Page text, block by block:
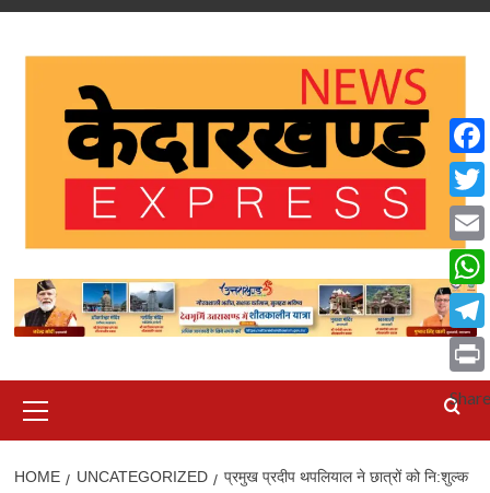
Skip
Menu
HOME UNCATEGORIZED
प्रमुख प्रदीप थपलियाल ने छात्रों को नि:शुल्क
Email
Print
Share